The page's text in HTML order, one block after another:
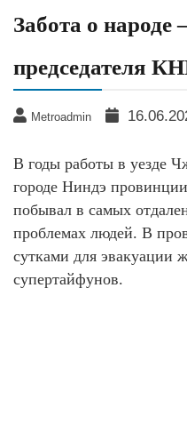
Забота о
председателя
Metroadmin
В годы работы в уезде
городе Ниндэ
побывал в самых
проблемах людей. В
сутками для эвакуации
супертайфунов.